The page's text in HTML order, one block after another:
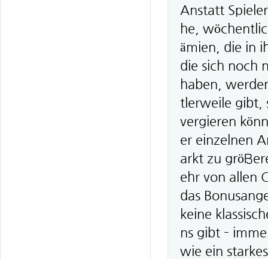
Anstatt
he,
ämien, die in
die sich noch
haben,
tlerweile gibt,
vergieren
er einzelnen
arkt zu
ehr von allen
das
keine
ns gibt –
wie ein